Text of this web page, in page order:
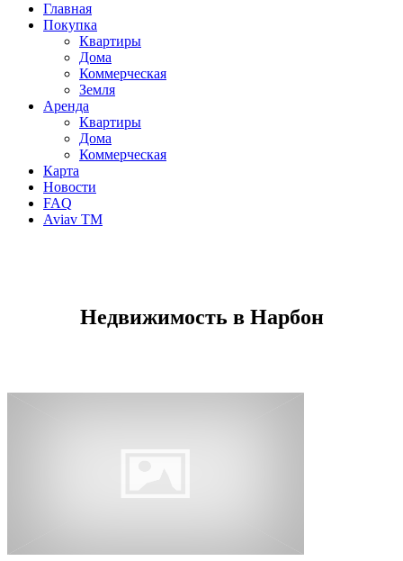
Главная
Покупка
Квартиры
Дома
Коммерческая
Земля
Аренда
Квартиры
Дома
Коммерческая
Карта
Новости
FAQ
Aviav TM
Недвижимость в Нарбон